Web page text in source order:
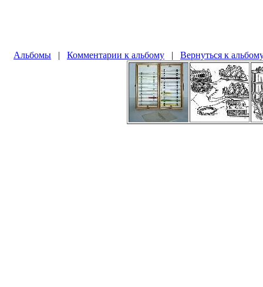
Альбомы | Комментарии к альбому | Вернуться к